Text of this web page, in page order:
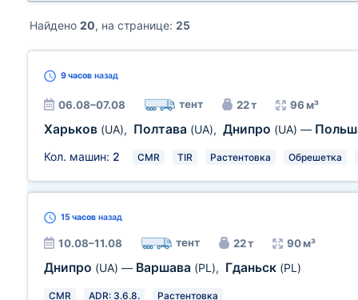
Найдено 20, на странице: 25
9 часов назад
06.08–07.08 тент 22 т 96 м³
Харьков (UA), Полтава (UA), Днипро (UA) —
Кол. машин: 2 CMR TIR Растентовка Обрешетка
15 часов назад
10.08–11.08 тент 22 т 90 м³
Днипро (UA) — Варшава (PL), Гданьск (PL)
CMR ADR: 3.6.8. Растентовка